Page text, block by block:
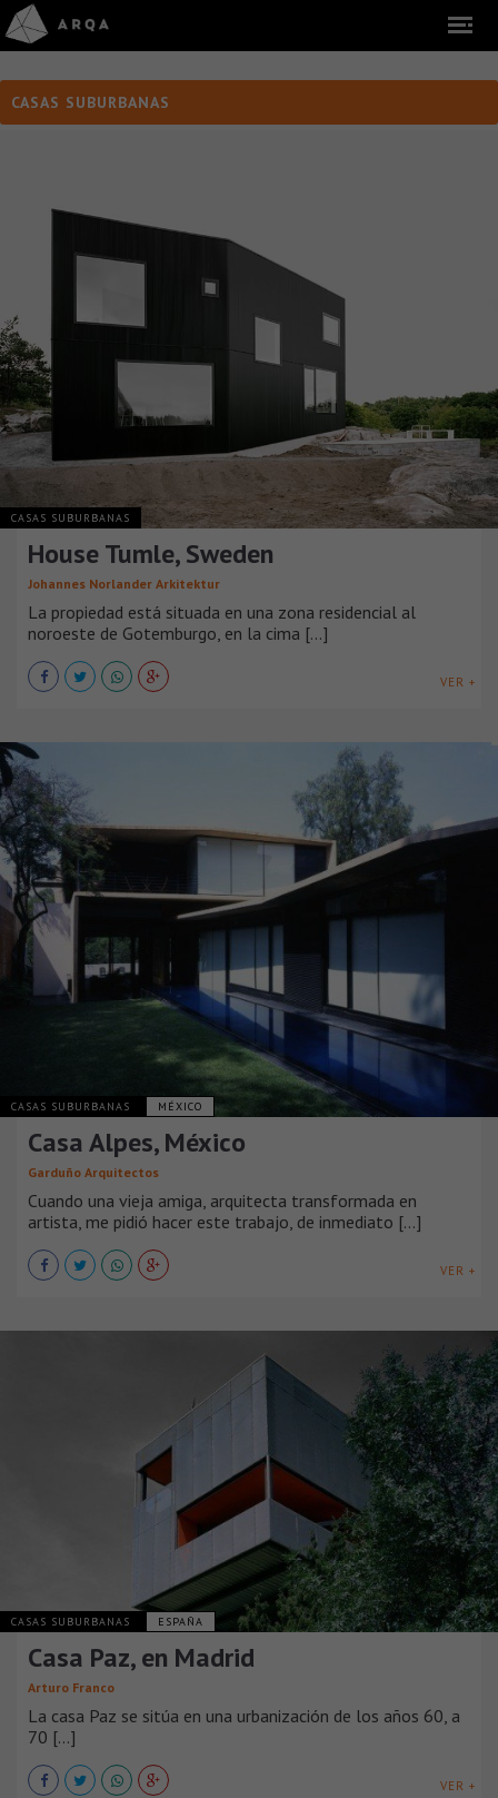
CASAS SUBURBANAS
CASAS SUBURBANAS
House Tumle, Sweden
Johannes Norlander Arkitektur
La propiedad está situada en una zona residencial al
noroeste de Gotemburgo, en la cima [...]
VER +
CASAS SUBURBANAS MÉXICO
Casa Alpes, México
Garduño Arquitectos
Cuando una vieja amiga, arquitecta transformada en
artista, me pidió hacer este trabajo, de inmediato [...]
VER +
CASAS SUBURBANAS ESPAÑA
Casa Paz, en Madrid
Arturo Franco
La casa Paz se sitúa en una urbanización de los años 60, a
70 [...]
VER +